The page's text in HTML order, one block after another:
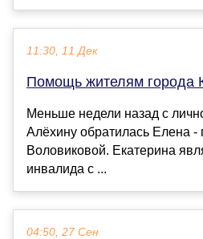
11:30, 11 Дек
Помощь жителям города
Меньше недели назад с
Алёхину обратилась Елена -
Воловиковой. Екатерина
инвалида с ...
04:50, 27 Сен